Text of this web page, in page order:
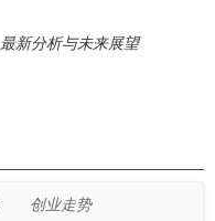
新分析与未来展望
创业走势